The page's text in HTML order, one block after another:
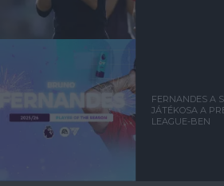
FERNANDES A
JÁTÉKOSA A
LEAGUE-BEN